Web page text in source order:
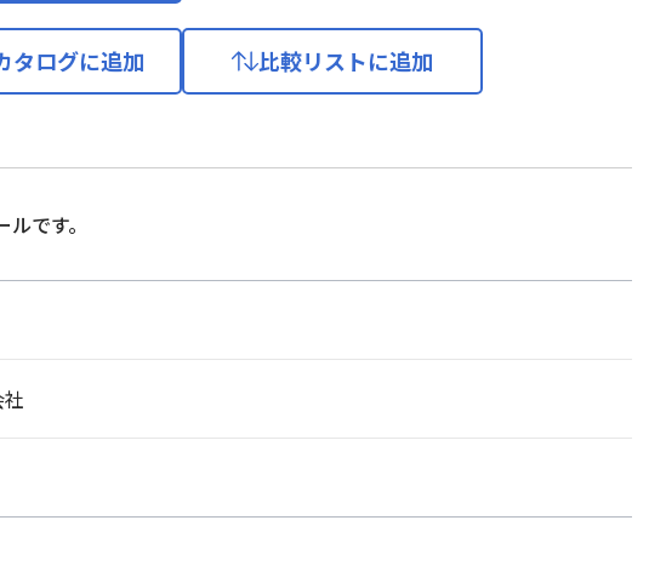
タログに追加 比較リストに追加
です。